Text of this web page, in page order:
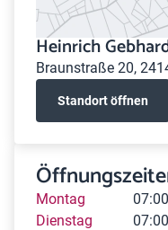
Heinrich
Braunstraße 20,
Standort öffnen
Montag
Dienstag